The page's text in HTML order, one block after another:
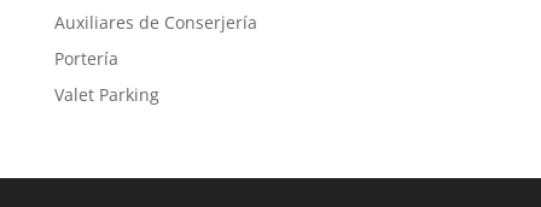
Auxiliares de Conserjería
Portería
Valet Parking